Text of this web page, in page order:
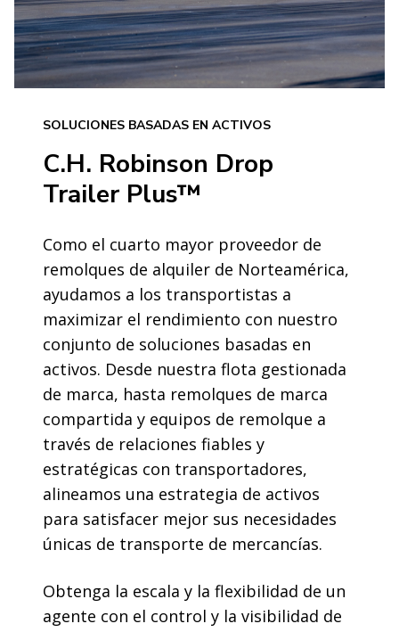
SOLUCIONES BASADAS EN ACTIVOS
C.H. Robinson Drop
Trailer Plus™
Como el cuarto mayor proveedor de
remolques de alquiler de Norteamérica,
ayudamos a los transportistas a
maximizar el rendimiento con nuestro
conjunto de soluciones basadas en
activos. Desde nuestra flota gestionada
de marca, hasta remolques de marca
compartida y equipos de remolque a
través de relaciones fiables y
estratégicas con transportadores,
alineamos una estrategia de activos
para satisfacer mejor sus necesidades
únicas de transporte de mercancías.
Obtenga la escala y la flexibilidad de un
agente con el control y la visibilidad de